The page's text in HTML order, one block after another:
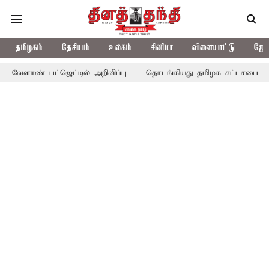
தமிழகம் தேசியம் உலகம் சினிமா விளையாட்டு
அறிவிப்பு தொடங்கியது தமிழக சட்டசபை கூட்டத்தொடர்!